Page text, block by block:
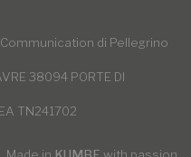
di Pellegrino
38094 PORTE DI
TN241702
Made in KUMBE with passion